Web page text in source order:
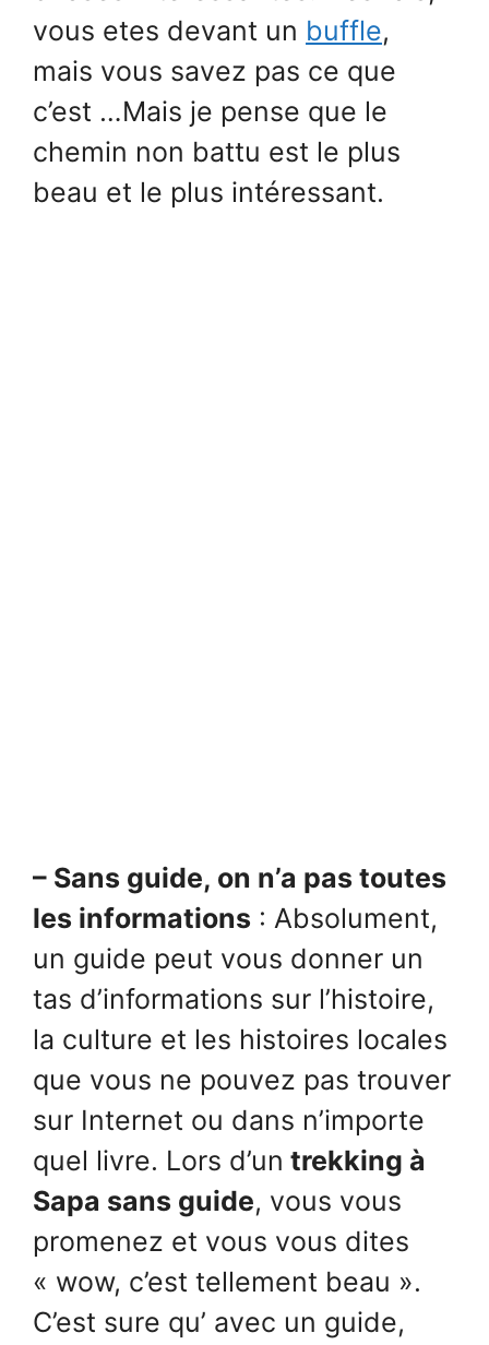
vous etes devant un buffle,
mais vous savez pas ce que
c’est …Mais je pense que le
chemin non battu est le plus
beau et le plus intéressant.
– Sans guide, on n’a pas toutes
les informations : Absolument,
un guide peut vous donner un
tas d’informations sur l’histoire,
la culture et les histoires locales
que vous ne pouvez pas trouver
sur Internet ou dans n’importe
quel livre. Lors d’un trekking à
Sapa sans guide, vous vous
promenez et vous vous dites
« wow, c’est tellement beau ».
C’est sure qu’ avec un guide,